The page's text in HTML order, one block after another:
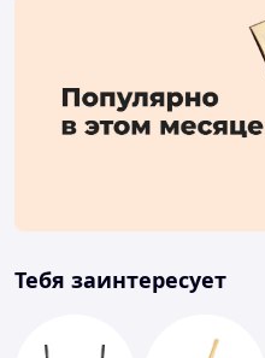
Тебя заинтересует